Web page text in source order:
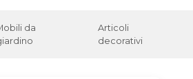
da
Articoli
decorativi